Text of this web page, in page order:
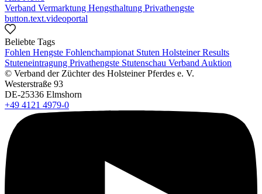
Verband Vermarktung Hengsthaltung Privathengste
button.text.videoportal
Beliebte Tags
Fohlen Hengste Fohlenchampionat Stuten Holsteiner Results
Stuteneintragung Privathengste Stutenschau Verband Auktion
© Verband der Züchter des Holsteiner Pferdes e. V.
Westerstraße 93
DE-25336 Elmshorn
+49 4121 4979-0